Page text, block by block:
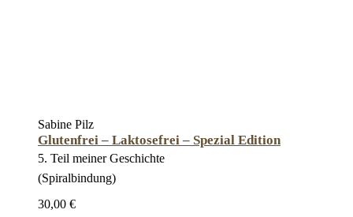
Sabine Pilz
Glutenfrei – Laktosefrei – Spezial Edition
5. Teil meiner Geschichte
(Spiralbindung)
30,00 €